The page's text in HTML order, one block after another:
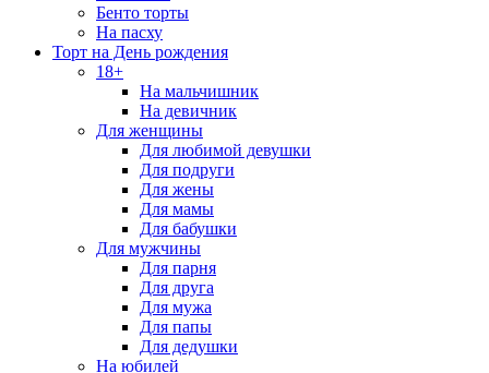
Бенто торты
На пасху
Торт на День рождения
18+
На мальчишник
На девичник
Для женщины
Для любимой девушки
Для подруги
Для жены
Для мамы
Для бабушки
Для мужчины
Для парня
Для друга
Для мужа
Для папы
Для дедушки
На юбилей